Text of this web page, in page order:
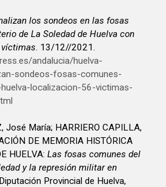
los sondeos en las fosas
de La Soledad de Huelva con
víctimas. 13/12//2021.
andalucia/huelva-
sondeos-fosas-comunes-
localizacion-56-victimas-
José María; HARRIERO CAPILLA,
DE MEMORIA HISTÓRICA
HUELVA:Las fosas comunes del
y la represión militar en
Provincial de Huelva,